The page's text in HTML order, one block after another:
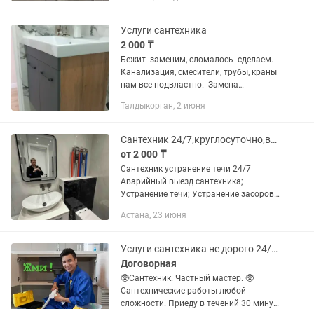
Услуги сантехника
2 000 ₸
Бежит- заменим, сломалось- сделаем.
Канализация, смесители, трубы, краны
нам все подвластно. -Замена
И.т.д. -Монтаж по прокладке труб ПВХ
Талдыкорган, 2 июня
Сантехник 24/7,круглосуточно,выезд бесплатный.
от 2 000 ₸
Сантехник устранение течи 24/7
Аварийный выезд сантехника;
Устранeние тeчи; Устранение засоров;
Ремонт и настройка теплого пола
Астана, 23 июня
Услуги сантехника не дорого 24/7 Сантехник на дом. Засор унитаза труб
Договорная
🥸Сантехник. Частный мастер. 🥸
Сантехнические работы любой
сложности. Приеду в течений 30 минут